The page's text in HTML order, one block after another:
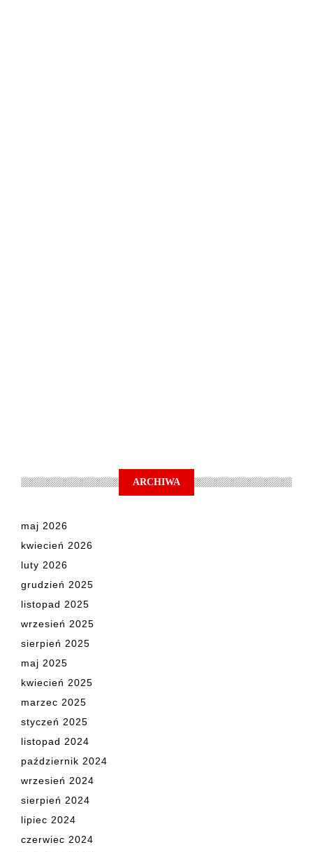
ARCHIWA
maj 2026
kwiecień 2026
luty 2026
grudzień 2025
listopad 2025
wrzesień 2025
sierpień 2025
maj 2025
kwiecień 2025
marzec 2025
styczeń 2025
listopad 2024
październik 2024
wrzesień 2024
sierpień 2024
lipiec 2024
czerwiec 2024